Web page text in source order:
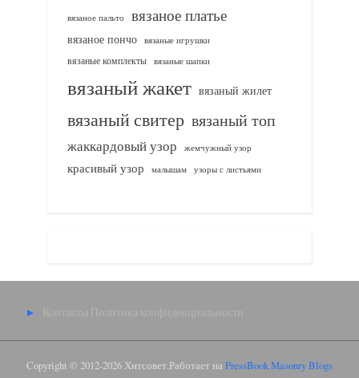
вязаное пальто вязаное платье
вязаное пончо вязаные игрушки
вязаные комплекты
вязаные шапки
вязаный жакет вязаный жилет
вязаный свитер вязаный топ
жаккардовый узор жемчужный узор
красивый узор малышам узоры с листьями
Контакты Политика конфиденциальности
Copyright © 2012-2026 Хитсовет.Работает на PressBook Masonry Blogs